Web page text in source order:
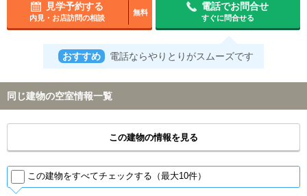
見学予約する
内見・お店訪問の相談
無料
電話でお問合せ
すぐに問合せる
おすすめ 電話ならやりとりがスムーズです
同じ建物の空室情報一覧
この建物の情報を見る
この建物をすべてチェックする（最大10件）